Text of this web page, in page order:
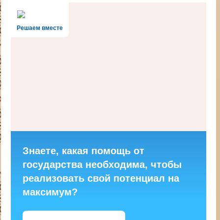
Решаем вместе
Знаете, какая помощь от
государства необходима, чтобы
реализовать свой потенциал на
максимум?